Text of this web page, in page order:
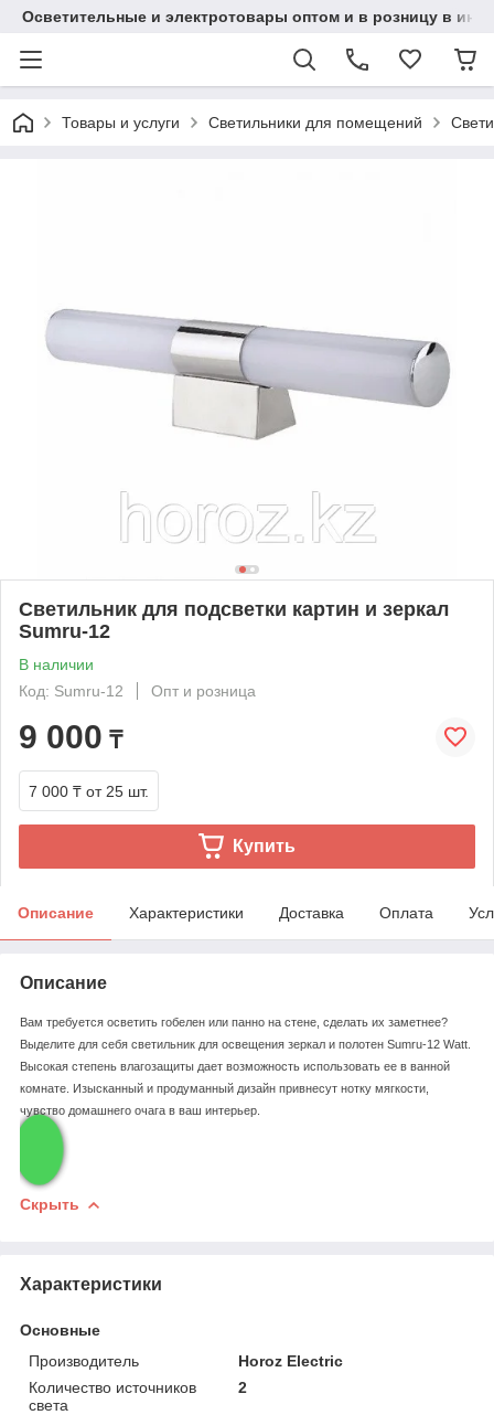
Осветительные и электротовары оптом и в розницу в
Товары и услуги Светильники для помещений
Светильник для подсветки картин и зеркал
Sumru-12
В наличии
Код: Sumru-12
Опт и розница
9 000 ₸
7 000 ₸ от 25 шт.
Купить
Описание Характеристики Доставка Оплата
Описание
Вам требуется осветить гобелен или панно на стене, сделать их заметнее?
Выделите для себя светильник для освещения зеркал и полотен Sumru-12 Watt.
Высокая степень влагозащиты дает возможность использовать ее в ванной
комнате. Изысканный и продуманный дизайн привнесут нотку мягкости,
чувство домашнего очага в ваш интерьер.
Скрыть
Характеристики
Основные
Производитель
Horoz Electric
Количество источников
света
2